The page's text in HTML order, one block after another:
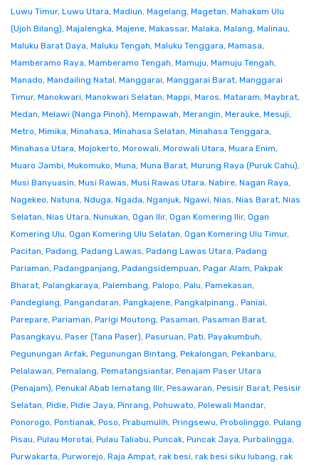
Luwu Timur, Luwu Utara, Madiun, Magelang, Magetan, Mahakam Ulu
(Ujoh Bilang), Majalengka, Majene, Makassar, Malaka, Malang, Malinau,
Maluku Barat Daya, Maluku Tengah, Maluku Tenggara, Mamasa,
Mamberamo Raya, Mamberamo Tengah, Mamuju, Mamuju Tengah,
Manado, Mandailing Natal, Manggarai, Manggarai Barat, Manggarai
Timur, Manokwari, Manokwari Selatan, Mappi, Maros, Mataram, Maybrat,
Medan, Melawi (Nanga Pinoh), Mempawah, Merangin, Merauke, Mesuji,
Metro, Mimika, Minahasa, Minahasa Selatan, Minahasa Tenggara,
Minahasa Utara, Mojokerto, Morowali, Morowali Utara, Muara Enim,
Muaro Jambi, Mukomuko, Muna, Muna Barat, Murung Raya (Puruk Cahu),
Musi Banyuasin, Musi Rawas, Musi Rawas Utara, Nabire, Nagan Raya,
Nagekeo, Natuna, Nduga, Ngada, Nganjuk, Ngawi, Nias, Nias Barat, Nias
Selatan, Nias Utara, Nunukan, Ogan Ilir, Ogan Komering Ilir, Ogan
Komering Ulu, Ogan Komering Ulu Selatan, Ogan Komering Ulu Timur,
Pacitan, Padang, Padang Lawas, Padang Lawas Utara, Padang
Pariaman, Padangpanjang, Padangsidempuan, Pagar Alam, Pakpak
Bharat, Palangkaraya, Palembang, Palopo, Palu, Pamekasan,
Pandeglang, Pangandaran, Pangkajene, Pangkalpinang., Paniai,
Parepare, Pariaman, Parigi Moutong, Pasaman, Pasaman Barat,
Pasangkayu, Paser (Tana Paser), Pasuruan, Pati, Payakumbuh,
Pegunungan Arfak, Pegunungan Bintang, Pekalongan, Pekanbaru,
Pelalawan, Pemalang, Pematangsiantar, Penajam Paser Utara
(Penajam), Penukal Abab lematang Ilir, Pesawaran, Pesisir Barat, Pesisir
Selatan, Pidie, Pidie Jaya, Pinrang, Pohuwato, Polewali Mandar,
Ponorogo, Pontianak, Poso, Prabumulih, Pringsewu, Probolinggo, Pulang
Pisau, Pulau Morotai, Pulau Taliabu, Puncak, Puncak Jaya, Purbalingga,
Purwakarta, Purworejo, Raja Ampat, rak besi, rak besi siku lubang, rak